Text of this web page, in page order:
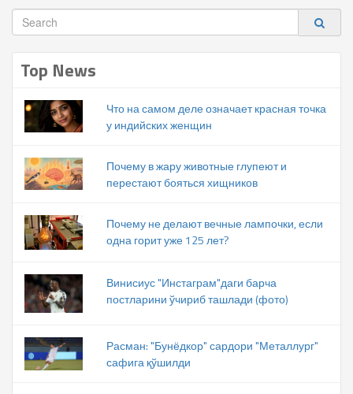
Top News
Что на самом деле означает красная точка
у индийских женщин
Почему в жару животные глупеют и
перестают бояться хищников
Почему не делают вечные лампочки, если
одна горит уже 125 лет?
Винисиус "Инстаграм"даги барча
постларини ўчириб ташлади (фото)
Расман: "Бунёдкор" сардори "Металлург"
сафига қўшилди